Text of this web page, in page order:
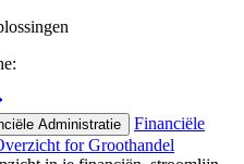
Administratie
Financiële
for Groothandel